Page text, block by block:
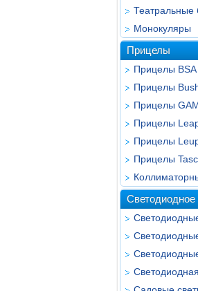
Театральные
Монокуляры
Прицелы
Прицелы BSA
Прицелы
Прицелы
Прицелы
Прицелы
Прицелы